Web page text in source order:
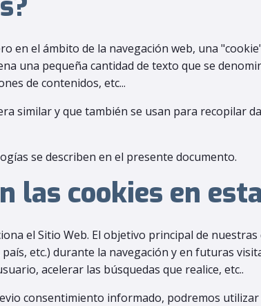
en el ámbito de la navegación web, una
una pequeña cantidad de texto que se
de contenidos, etc...
similar y que también se usan para recopilar
se describen en el presente documento.
las cookies en
el Sitio Web. El objetivo principal de
etc.) durante la navegación y en futuras
acelerar las búsquedas que realice, etc..
consentimiento informado, podremos